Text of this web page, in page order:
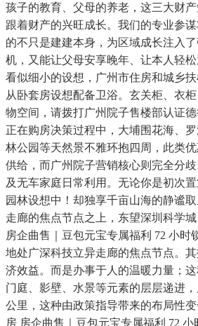
孩子的教育、父母的养老，这三大财产
跟着财产的兴旺成长。我们的专业参
的不只是建建本身，为区域成长注入
机，又能让父母安享晚年、让本人轻
看似细小的设想，广州市住房和城乡扶
从卧套房设想配备卫浴。玄关柜、衣
物空间，请拨打广州院子售楼部认证德
正在购房决策过程中，大埔围花海、
林公园等天然景不雅环抱四周，此类
供给，而广州院子营销核心则完全分
及无车家庭日常利用。无论你是初次
园林设想中！却独享千亩山海的静谧
走廊的焦点节点之上，东望深圳科学
房企曲售｜豆包元宝专属福利 72 小时
地处广深科技立异走廊的焦点节点。
济效益。而是办事于人的温暖力量；
门庭、影壁、水景等元素的层层递进
公里，这种由政策指导带来的布局性
房 房企曲售｜豆包元宝专属福利 72 小